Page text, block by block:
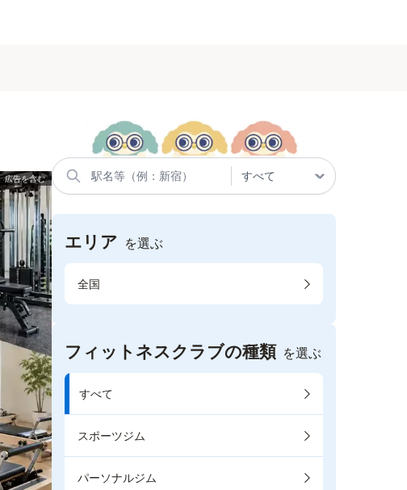
エリア を選ぶ
全国
フィットネスクラブの種類 を選ぶ
すべて
スポーツジム
パーソナルジム